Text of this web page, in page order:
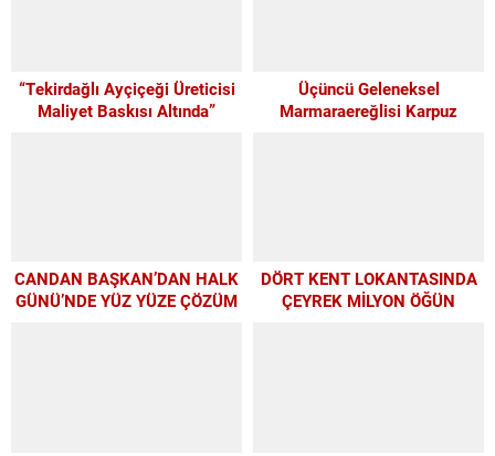
“Tekirdağlı Ayçiçeği Üreticisi
Maliyet Baskısı Altında”
Üçüncü Geleneksel
Marmaraereğlisi Karpuz
CANDAN BAŞKAN’DAN HALK
GÜNÜ’NDE YÜZ YÜZE ÇÖZÜM
DÖRT KENT LOKANTASINDA
ÇEYREK MİLYON ÖĞÜN